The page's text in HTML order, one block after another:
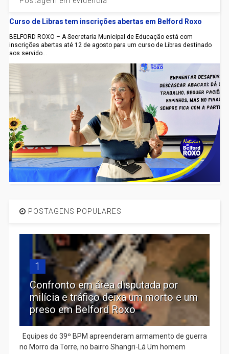
Curso de Libras tem inscrições abertas em Belford Roxo
BELFORD ROXO – A Secretaria Municipal de Educação está com
inscrições abertas até 12 de agosto para um curso de Libras destinado
aos servido...
POSTAGENS POPULARES
1
Confronto em área disputada por
milícia e tráfico deixa um morto e um
preso em Belford Roxo
Equipes do 39º BPM apreenderam armamento de guerra
no Morro da Torre, no bairro Shangri-Lá Um homem